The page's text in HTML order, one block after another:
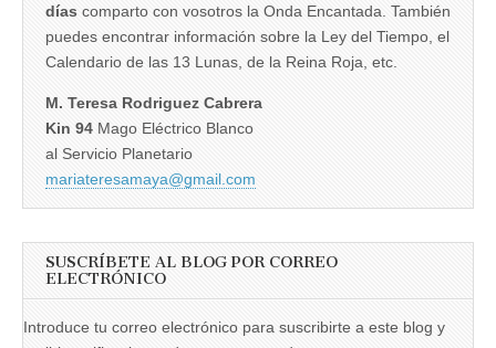
días comparto con vosotros la Onda Encantada. También
puedes encontrar información sobre la Ley del Tiempo, el
Calendario de las 13 Lunas, de la Reina Roja, etc.
M. Teresa Rodriguez Cabrera
Kin 94 Mago Eléctrico Blanco
al Servicio Planetario
mariateresamaya@gmail.com
SUSCRÍBETE AL BLOG POR CORREO
ELECTRÓNICO
Introduce tu correo electrónico para suscribirte a este blog y